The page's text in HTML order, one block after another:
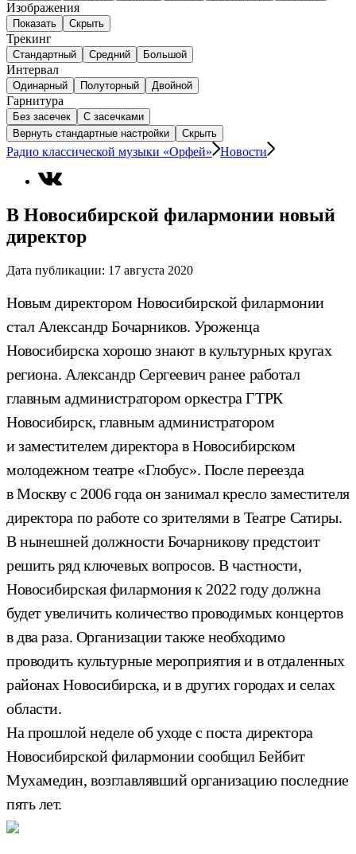
Изображения
Показать Скрыть
Трекинг
Стандартный Средний Большой
Интервал
Одинарный Полуторный Двойной
Гарнитура
Без засечек
С засечками
Вернуть стандартные настройки
Скрыть
Радио классической музыки «Орфей» Новости
В Новосибирской филармонии новый
директор
Дата публикации: 17 августа 2020
Новым директором Новосибирской филармонии
стал Александр Бочарников. Уроженца
Новосибирска хорошо знают в культурных кругах
региона. Александр Сергеевич ранее работал
главным администратором оркестра ГТРК
Новосибирск, главным администратором
и заместителем директора в Новосибирском
молодежном театре «Глобус». После переезда
в Москву с 2006 года он занимал кресло заместителя
директора по работе со зрителями в Театре Сатиры.
В нынешней должности Бочарникову предстоит
решить ряд ключевых вопросов. В частности,
Новосибирская филармония к 2022 году должна
будет увеличить количество проводимых концертов
в два раза. Организации также необходимо
проводить культурные мероприятия и в отдаленных
районах Новосибирска, и в других городах и селах
области.
На прошлой неделе об уходе с поста директора
Новосибирской филармонии сообщил Бейбит
Мухамедин, возглавлявший организацию последние
пять лет.